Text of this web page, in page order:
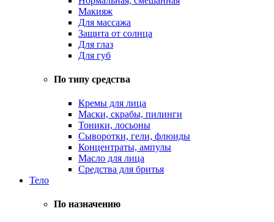
Макияж
Для массажа
Защита от солнца
Для глаз
Для губ
По типу средства
Кремы для лица
Маски, скрабы, пилинги
Тоники, лосьоны
Сыворотки, гели, флюиды
Концентраты, ампулы
Масло для лица
Средства для бритья
Тело
По назначению